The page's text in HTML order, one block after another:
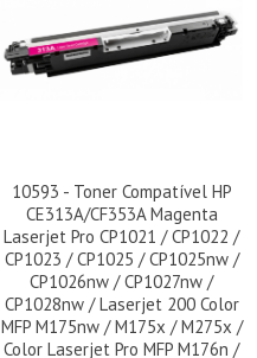
10593 - Toner Compatível HP
CE313A/CF353A Magenta
Laserjet Pro CP1021 / CP1022 /
CP1023 / CP1025 / CP1025nw /
CP1026nw / CP1027nw /
CP1028nw / Laserjet 200 Color
MFP M175nw / M175x / M275x /
Color Laserjet Pro MFP M176n /